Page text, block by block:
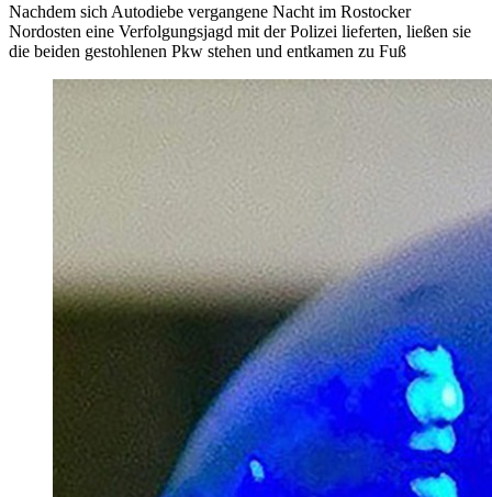
Nachdem sich Autodiebe vergangene Nacht im Rostocker
Nordosten eine Verfolgungsjagd mit der Polizei lieferten, ließen sie
die beiden gestohlenen Pkw stehen und entkamen zu Fuß